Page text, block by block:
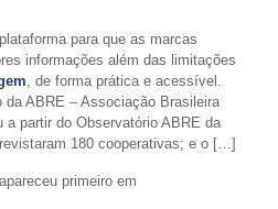
para que as marcas
informações além das limitações
, de forma prática e acessível.
da ABRE – Associação Brasileira
a partir do Observatório ABRE da
180 cooperativas; e o […]
primeiro em